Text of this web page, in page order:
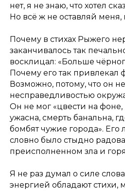
нет, я не знаю, что хотел
Но всё ж не оставляй меня,
Почему в стихах Рыжего
заканчивалось так
восклицал: «Больше
Почему его так привлекал
Возможно, потому, что он
несправедливостью
Он не мог «цвести на
ужасна, смерть банальна,
бомбят чужие города».
словно было стыдно
преисполненном зла и
Я не раз думал о силе
энергией обладают стихи,